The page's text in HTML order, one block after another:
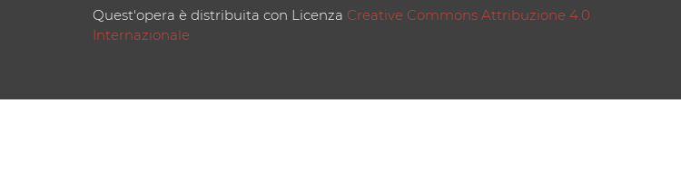
Quest'opera è distribuita con Licenza Creative Commons Attribuzione 4.0
Internazionale